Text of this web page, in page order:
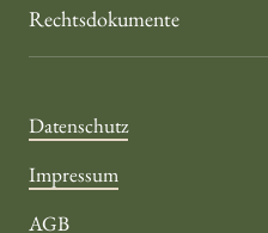
Rechtsdokumente
Datenschutz
Impressum
AGB